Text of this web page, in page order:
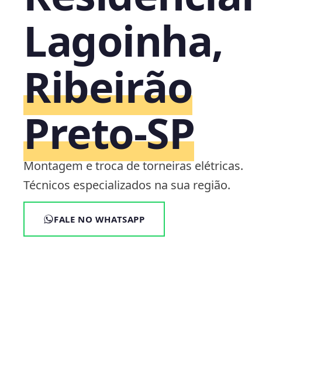
Lagoinha,
Ribeirão
Preto‑SP
Montagem e troca de torneiras elétricas.
Técnicos especializados na sua região.
FALE NO WHATSAPP